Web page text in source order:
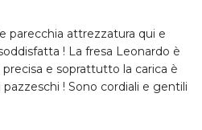
parecchia attrezzatura qui e
! La fresa Leonardo è
e soprattutto la carica è
! Sono cordiali e gentili